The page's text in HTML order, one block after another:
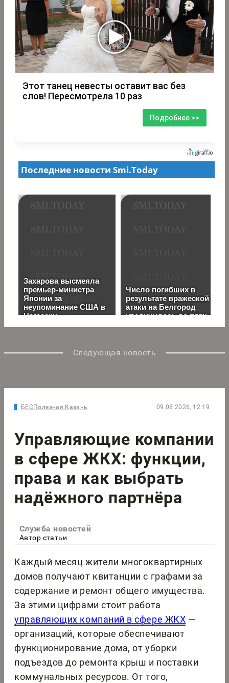
Этот танец невесты оставит вас без
слов! Пересмотрела 10 раз
Подробнее >>
Следующая новость
БЕСПолезная Казань 09.08.2026, 12:19
Управляющие компании
в сфере ЖКХ: функции,
права и как выбрать
надёжного партнёра
Служба новостей
Автор статьи
Каждый месяц жители многоквартирных
домов получают квитанции с графами за
содержание и ремонт общего имущества.
За этими цифрами стоит работа
управляющих компаний в сфере ЖКХ —
организаций, которые обеспечивают
функционирование дома, от уборки
подъездов до ремонта крыш и поставки
коммунальных ресурсов. От того,